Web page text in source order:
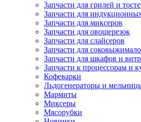
Запчасти для грилей и
Запчасти для
Запчасти для миксеров
Запчасти для овощерезок
Запчасти для слайсеров
Запчасти для
Запчасти для шкафов и
Запчасти к процессорам и
Кофеварки
Льдогенераторы и
Мармиты
Миксеры
Мясорубки